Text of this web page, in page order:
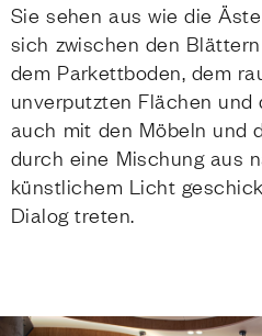
Sie sehen aus wie die
sich zwischen den
dem Parkettboden, dem
unverputzten Flächen
auch mit den Möbeln und
durch eine Mischung aus
künstlichem Licht
Dialog treten.